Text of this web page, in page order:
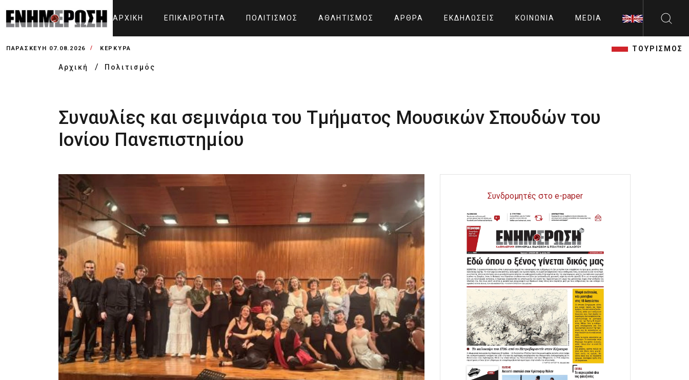
ΑΡΧΙΚΉ ΕΠΙΚΑΙΡΌΤΗΤΑ ΠΟΛΙΤΙΣΜΌΣ ΑΘΛΗΤΙΣΜΌΣ ΆΡΘΡΑ ΕΚΔΗΛΏΣΕΙΣ ΚΟΙΝΩΝΊΑ MEDIA
ΠΑΡΑΣΚΕΥΉ 07.08.2026 ΚΕΡΚΥΡΑ ΤΟΥΡΙΣΜΟΣ
Αρχική Πολιτισμός
Συναυλίες και σεμινάρια του Τμήματος Μουσικών Σπουδών του
Ιονίου Πανεπιστημίου
Συνδρομητές στο e-paper